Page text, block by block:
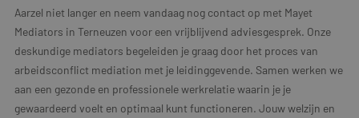
Aarzel niet langer en neem vandaag nog contact op met Mayet
Mediators in Terneuzen voor een vrijblijvend adviesgesprek. Onze
deskundige mediators begeleiden je graag door het proces van
arbeidsconflict mediation met je leidinggevende. Samen werken we
aan een gezonde en professionele werkrelatie waarin je je
gewaardeerd voelt en optimaal kunt functioneren. Jouw welzijn en